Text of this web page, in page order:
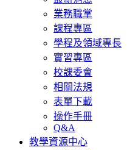
業務職掌
課程專區
學程及領域專長
實習專區
校課委會
相關法規
表單下載
操作手冊
Q&A
教學資源中心